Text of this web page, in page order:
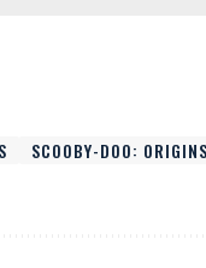
SCOOBY-DOO: ORIGINS